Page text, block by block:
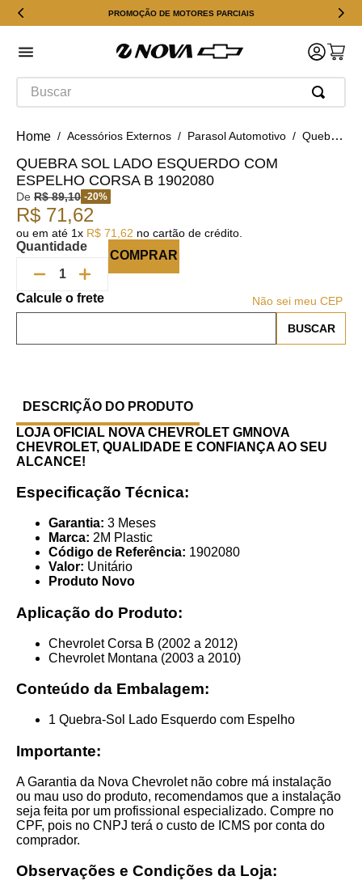
PROMOÇÃO DE MOTORES PARCIAIS
Buscar
Acessórios Externos Parasol Automotivo Quebra Sol Lado Esquerdo Com Espelho Corsa B 1902080
QUEBRA SOL LADO ESQUERDO COM
ESPELHO CORSA B 1902080
De R$ 89,10 -20%
R$ 71,62
ou em até 1x R$ 71 62 no cartão de crédito.
Quantidade
COMPRAR
Não sei meu CEP
DESCRIÇÃO DO PRODUTO
LOJA OFICIAL NOVA CHEVROLET GMNOVA
CHEVROLET, QUALIDADE E CONFIANÇA AO SEU
ALCANCE!
Especificação Técnica:
Garantia: 3 Meses
Marca: 2M Plastic
Código de Referência: 1902080
Valor: Unitário
Produto Novo
Aplicação do Produto:
Chevrolet Corsa B (2002 a 2012)
Chevrolet Montana (2003 a 2010)
Conteúdo da Embalagem:
1 Quebra-Sol Lado Esquerdo com Espelho
Importante:
A Garantia da Nova Chevrolet não cobre má instalação
ou mau uso do produto, recomendamos que a instalação
seja feita por um profissional especializado. Compre no
CPF, pois no CNPJ terá o custo de ICMS por conta do
comprador.
Observações e Condições da Loja: